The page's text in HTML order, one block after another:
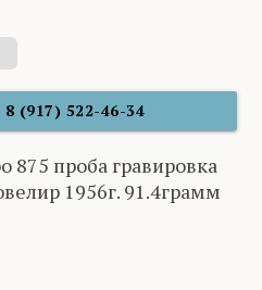
(917) 522-46-34
875 проба гравировка
1956г. 91.4грамм